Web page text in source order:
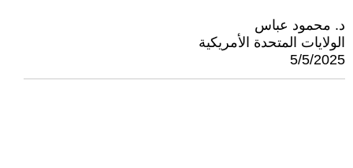
د. محمود عباس
الولايات المتحدة الأمريكية
5/5/2025